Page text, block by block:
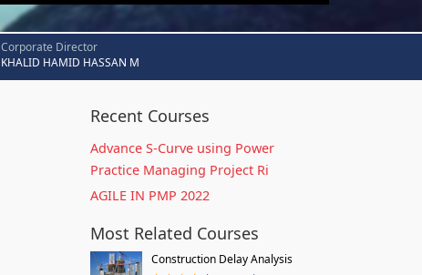
Corporate Director
KHALID HAMID HASSAN M
Recent Courses
Advance S-Curve using Power
Practice Managing Project Ri
AGILE IN PMP 2022
Most Related Courses
Construction Delay Analysis